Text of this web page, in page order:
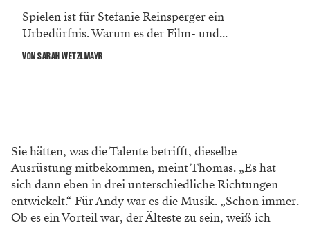
Spielen ist für Stefanie Reinsperger ein
Urbedürfnis. Warum es der Film- und...
VON SARAH WETZLMAYR
Sie hätten, was die Talente betrifft, dieselbe
Ausrüstung mitbekommen, meint Thomas. „Es hat
sich dann eben in drei unterschiedliche Richtungen
entwickelt.“ Für Andy war es die Musik. „Schon immer.
Ob es ein Vorteil war, der Älteste zu sein, weiß ich